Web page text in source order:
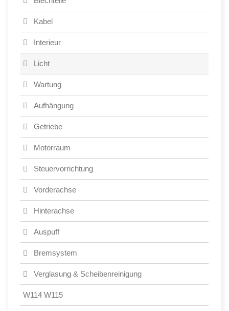
Kabel
Interieur
Licht
Wartung
Aufhängung
Getriebe
Motorraum
Steuervorrichtung
Vorderachse
Hinterachse
Auspuff
Bremsystem
Verglasung & Scheibenreinigung
W114 W115